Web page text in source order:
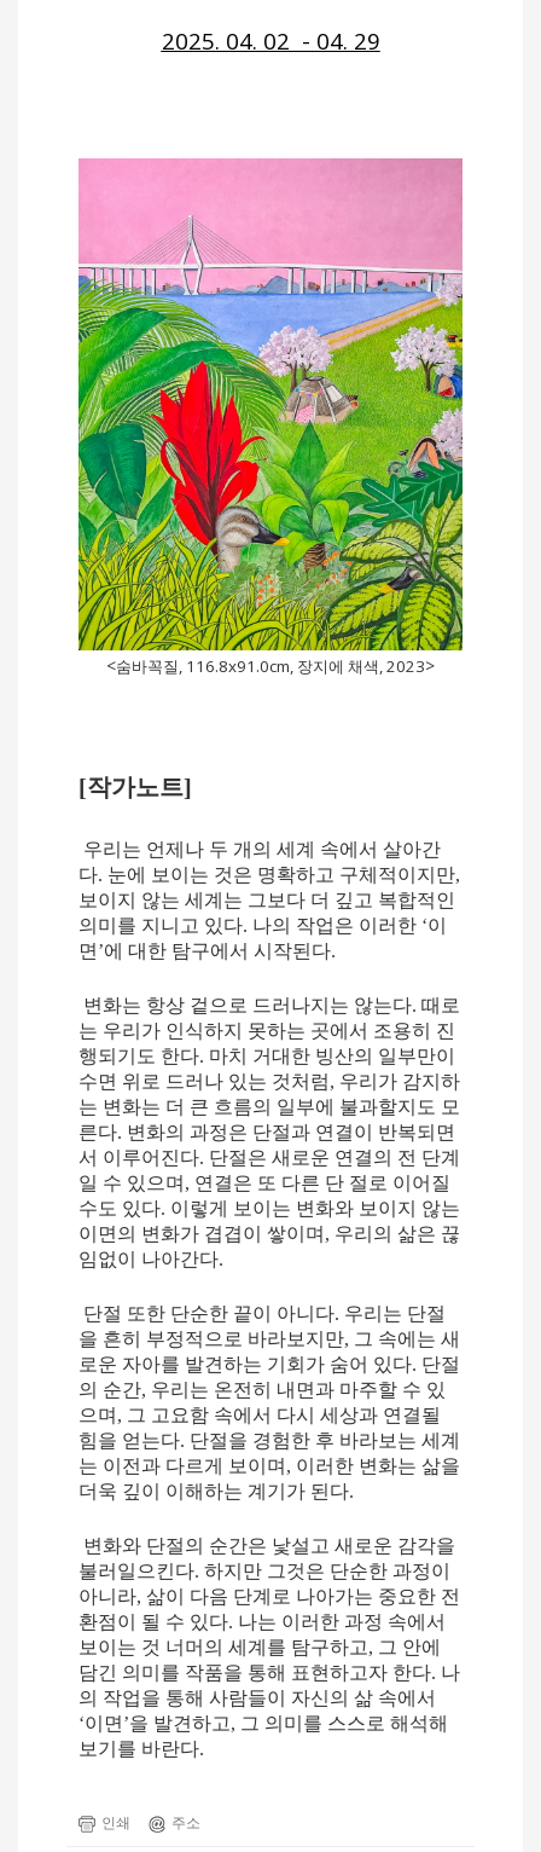
2025. 04. 02 - 04. 29
<숨바꼭질, 116.8x91.0cm, 장지에 채색, 2023>
[작가노트]
우리는 언제나 두 개의 세계 속에서 살아간
다. 눈에 보이는 것은 명확하고 구체적이지만,
보이지 않는 세계는 그보다 더 깊고 복합적인
의미를 지니고 있다. 나의 작업은 이러한 ‘이
면’에 대한 탐구에서 시작된다.
변화는 항상 겉으로 드러나지는 않는다. 때로
는 우리가 인식하지 못하는 곳에서 조용히 진
행되기도 한다. 마치 거대한 빙산의 일부만이
수면 위로 드러나 있는 것처럼, 우리가 감지하
는 변화는 더 큰 흐름의 일부에 불과할지도 모
른다. 변화의 과정은 단절과 연결이 반복되면
서 이루어진다. 단절은 새로운 연결의 전 단계
일 수 있으며 , 연결은 또 다른 단 절로 이어질
수도 있다. 이렇게 보이는 변화와 보이지 않는
이면의 변화가 겹겹이 쌓이며 , 우리의 삶은 끊
임없이 나아간다.
단절 또한 단순한 끝이 아니다. 우리는 단절
을 흔히 부정적으로 바라보지만, 그 속에는 새
로운 자아를 발견하는 기회가 숨어 있다. 단절
의 순간, 우리는 온전히 내면과 마주할 수 있
으며 , 그 고요함 속에서 다시 세상과 연결될
힘을 얻는다. 단절을 경험한 후 바라보는 세계
는 이전과 다르게 보이며 , 이러한 변화는 삶을
더욱 깊이 이해하는 계기가 된다.
변화와 단절의 순간은 낯설고 새로운 감각을
불러일으킨다. 하지만 그것은 단순한 과정이
아니라, 삶이 다음 단계로 나아가는 중요한 전
환점이 될 수 있다. 나는 이러한 과정 속에서
보이는 것 너머의 세계를 탐구하고, 그 안에
담긴 의미를 작품을 통해 표현하고자 한다. 나
의 작업을 통해 사람들이 자신의 삶 속에서
‘이면’을 발견하고, 그 의미를 스스로 해석해
보기를 바란다.
인쇄 주소